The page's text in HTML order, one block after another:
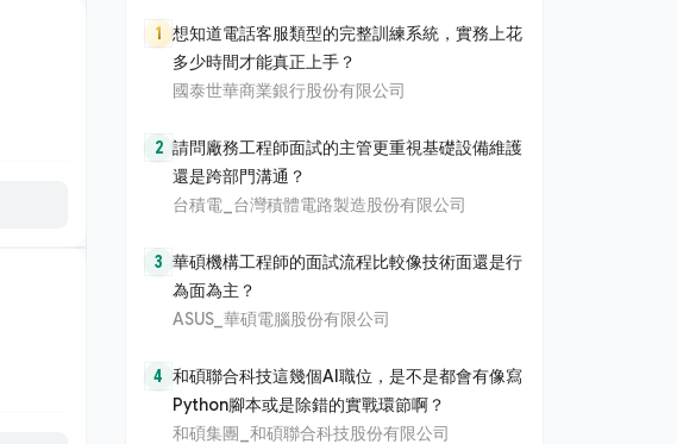
1 想知道電話客服類型的完整訓練系統，實務上花
多少時間才能真正上手？
國泰世華商業銀行股份有限公司
2 請問廠務工程師面試的主管更重視基礎設備維護
還是跨部門溝通？
台積電_台灣積體電路製造股份有限公司
3 華碩機構工程師的面試流程比較像技術面還是行
為面為主？
ASUS_華碩電腦股份有限公司
4 和碩聯合科技這幾個AI職位，是不是都會有像寫
Python腳本或是除錯的實戰環節啊？
和碩集團_和碩聯合科技股份有限公司